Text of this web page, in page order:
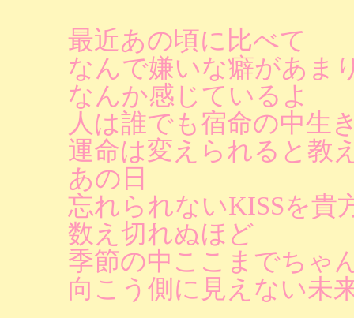
最近あの頃に比べて
なんで嫌いな癖があま
なんか感じているよ
人は誰でも宿命の中生
運命は変えられると教
あの日
忘れられないKISSを貴
数え切れぬほど
季節の中ここまでちゃ
向こう側に見えない未